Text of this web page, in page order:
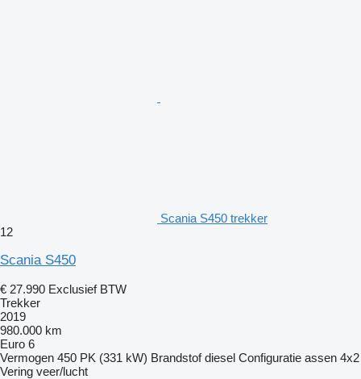
Scania S450 trekker
12
Scania S450
€ 27.990 Exclusief BTW
Trekker
2019
980.000 km
Euro 6
Vermogen 450 PK (331 kW) Brandstof diesel Configuratie assen 4x2
Vering veer/lucht